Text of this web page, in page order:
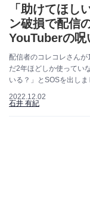
「助けてほし
ン破損で配信
YouTuberの呪
配信者のコレコレさん
だ2年ほどしか使ってい
いる？」とSOSを出しま
2022.12.02
石井 有紀